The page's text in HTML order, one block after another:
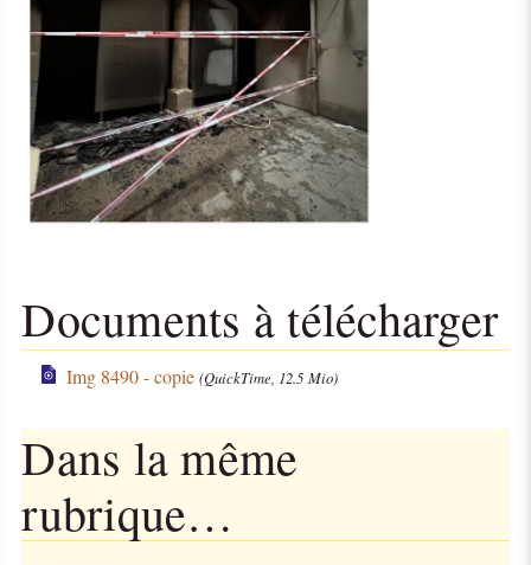
Documents à télécharger
Img 8490 - copie (QuickTime, 12.5 Mio)
Dans la même
rubrique…